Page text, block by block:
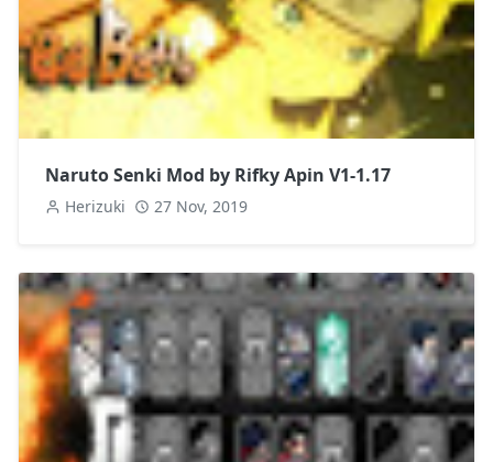
Naruto Senki Mod by Rifky Apin V1-1.17
Herizuki 27 Nov, 2019